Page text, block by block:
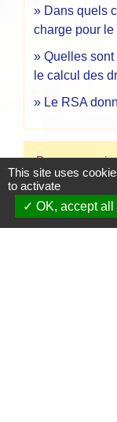
Dans quels
charge pour le
Quelles sont
le calcul des
Le RSA
Pour en savoir
Revenu de
Ministère
This site uses
to activate
OK, accept all